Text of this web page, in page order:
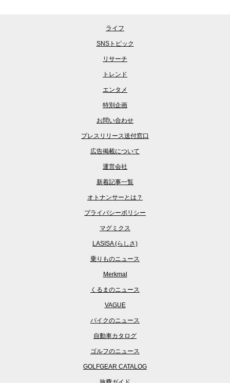
ライフ
SNSトピック
リサーチ
トレンド
エンタメ
特別企画
お問い合わせ
プレスリリース送付窓口
広告掲載について
運営会社
新着記事一覧
オトナンサーとは？
プライバシーポリシー
マグミクス
LASISA (らしさ)
乗りものニュース
Merkmal
くるまのニュース
VAGUE
バイクのニュース
自動車カタログ
ゴルフのニュース
GOLFGEAR CATALOG